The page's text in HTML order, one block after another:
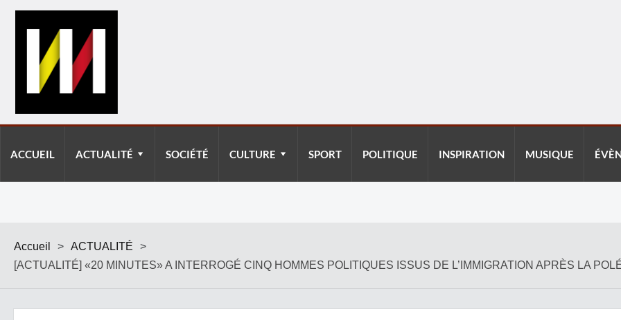
ACCUEIL ACTUALITÉ SOCIÉTÉ CULTURE SPORT POLITIQUE INSPIRATION MUSIQUE
Accueil > ACTUALITÉ
>
[ACTUALITÉ] «20 MINUTES» A INTERROGÉ CINQ HOMMES POLITIQUES ISSUS DE L’IMMIGRATION APRÈS LA